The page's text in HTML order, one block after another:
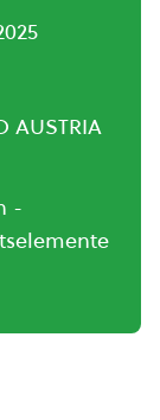
AUSTRIA
-